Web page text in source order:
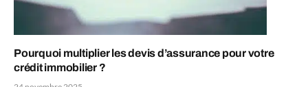
Pourquoi multiplier les devis d’assurance pour votre
crédit immobilier ?